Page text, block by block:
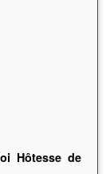
Hôtesse de